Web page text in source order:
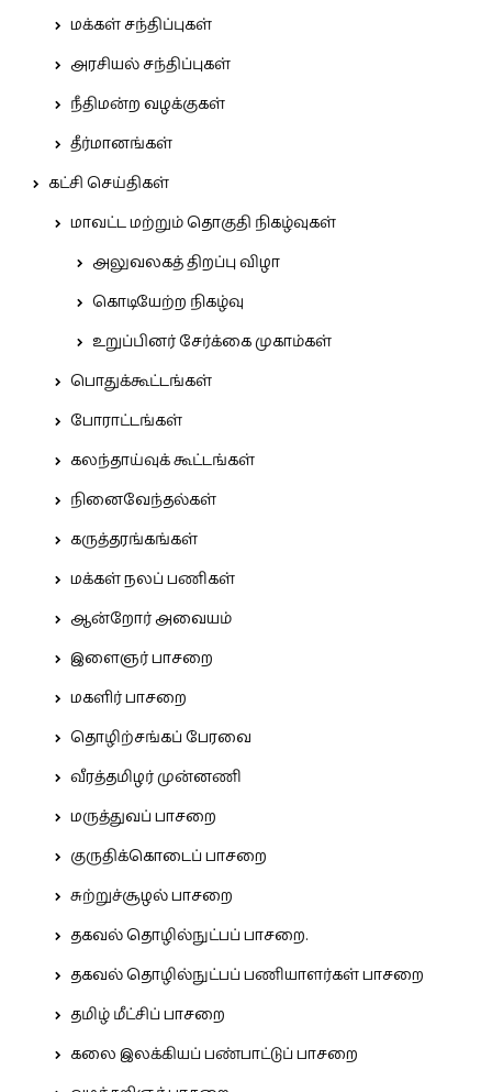
மக்கள் சந்திப்புகள்
அரசியல் சந்திப்புகள்
நீதிமன்ற வழக்குகள்
தீர்மானங்கள்
கட்சி செய்திகள்
மாவட்ட மற்றும் தொகுதி நிகழ்வுகள்
அலுவலகத் திறப்பு விழா
கொடியேற்ற நிகழ்வு
உறுப்பினர் சேர்க்கை முகாம்கள்
பொதுக்கூட்டங்கள்
போராட்டங்கள்
கலந்தாய்வுக் கூட்டங்கள்
நினைவேந்தல்கள்
கருத்தரங்கங்கள்
மக்கள் நலப் பணிகள்
ஆன்றோர் அவையம்
இளைஞர் பாசறை
மகளிர் பாசறை
தொழிற்சங்கப் பேரவை
வீரத்தமிழர் முன்னணி
மருத்துவப் பாசறை
குருதிக்கொடைப் பாசறை
சுற்றுச்சூழல் பாசறை
தகவல் தொழில்நுட்பப் பாசறை.
தகவல் தொழில்நுட்பப் பணியாளர்கள் பாசறை
தமிழ் மீட்சிப் பாசறை
கலை இலக்கியப் பண்பாட்டுப் பாசறை